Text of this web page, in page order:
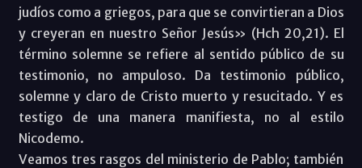
judíos como a griegos, para que se convirtieran a Dios
y creyeran en nuestro Señor Jesús» (Hch 20,21). El
término solemne se refiere al sentido público de su
testimonio, no ampuloso. Da testimonio público,
solemne y claro de Cristo muerto y resucitado. Y es
testigo de una manera manifiesta, no al estilo
Nicodemo.
Veamos tres rasgos del ministerio de Pablo; también